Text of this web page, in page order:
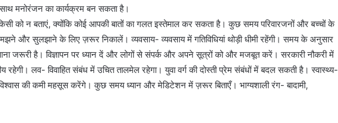
साथ मनोरंजन का कार्यक्रम बन सकता है।
को न बताएं, क्योंकि कोई आपकी बातों का गलत इस्तेमाल कर सकता है। कुछ समय परिवारजनों और बच्चों के
और सुलझाने के लिए ज़रूर निकालें। व्यवसाय- व्यवसाय में गतिविधियां थोड़ी धीमी रहेंगी। समय के अनुसार
आना जरूरी है। विज्ञापन पर ध्यान दें और लोगों से संपर्क और अपने सूत्रों को और मजबूत करें। सरकारी नौकरी में
रहेगी। लव- विवाहित संबंध में उचित तालमेल रहेगा। युवा वर्ग की दोस्ती प्रेम संबंधों में बदल सकती है। स्वास्थ्य-
की कमी महसूस करेंगे। कुछ समय ध्यान और मेडिटेशन में ज़रूर बिताएँ। भाग्यशाली रंग- बादामी,